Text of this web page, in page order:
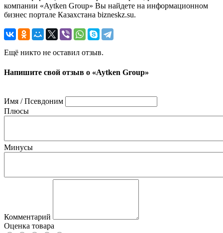
компании «Aytken Group» Вы найдете на информационном
бизнес портале Казахстана bizneskz.su.
Ещё никто не оставил отзыв.
Напишите свой отзыв о «Aytken Group»
Имя / Псевдоним
Плюсы
Минусы
Комментарий
Оценка товара